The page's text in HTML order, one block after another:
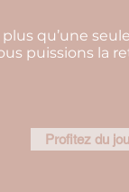
qu’une
puissions la
Profitez du